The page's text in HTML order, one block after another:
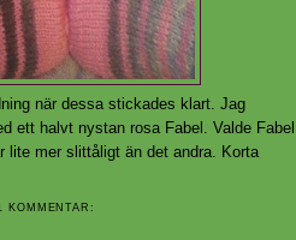
när dessa stickades klart. Jag
ett halvt nystan rosa Fabel. Valde Fabel
lite mer slittåligt än det andra. Korta
KOMMENTAR: